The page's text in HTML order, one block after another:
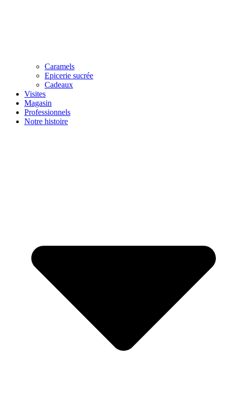
Caramels
Epicerie sucrée
Cadeaux
Visites
Magasin
Professionnels
Notre histoire